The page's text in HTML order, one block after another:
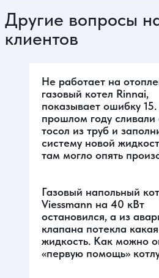
Другие вопросы
клиентов
Не работает на
газовый котел Rinnai,
показывает ошибку
прошлом году сливали
тосол из труб и
систему новой
там могло опять
Газовый напольный
Viessmann на 40 кВт
остановился, а из
клапана потекла
жидкость. Как можно
«первую помощь»